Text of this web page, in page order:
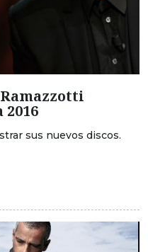
sus nuevos discos.